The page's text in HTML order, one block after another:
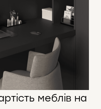
меблів на